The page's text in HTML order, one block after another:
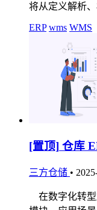
将从定义解析
ERP wms WMS
[置顶] 仓库
三方仓储 •
在数字化转型